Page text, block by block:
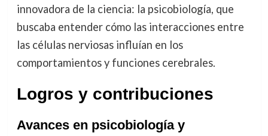
innovadora de la ciencia: la psicobiología, que
buscaba entender cómo las interacciones entre
las células nerviosas influían en los
comportamientos y funciones cerebrales.
Logros y contribuciones
Avances en psicobiología y